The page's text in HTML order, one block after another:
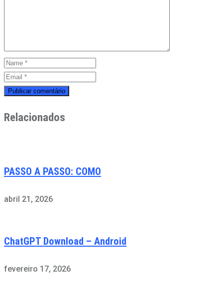
Relacionados
PASSO A PASSO: COMO
abril 21, 2026
ChatGPT Download – Android
fevereiro 17, 2026